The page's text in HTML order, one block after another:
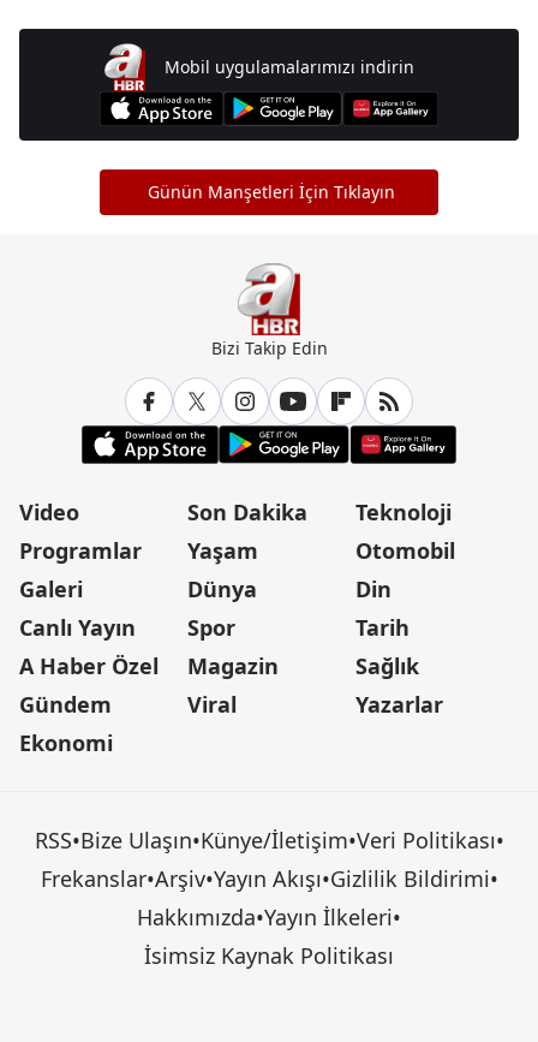
Mobil uygulamalarımızı indirin
Günün Manşetleri İçin Tıklayın
Bizi Takip Edin
Video
Programlar
Galeri
Canlı Yayın
A Haber Özel
Gündem
Ekonomi
Son Dakika
Yaşam
Dünya
Spor
Magazin
Viral
Teknoloji
Otomobil
Din
Tarih
Sağlık
Yazarlar
RSS•Bize Ulaşın•Künye/İletişim•Veri Politikası•
Frekanslar•Arşiv•Yayın Akışı•Gizlilik Bildirimi•
Hakkımızda•Yayın İlkeleri•
İsimsiz Kaynak Politikası